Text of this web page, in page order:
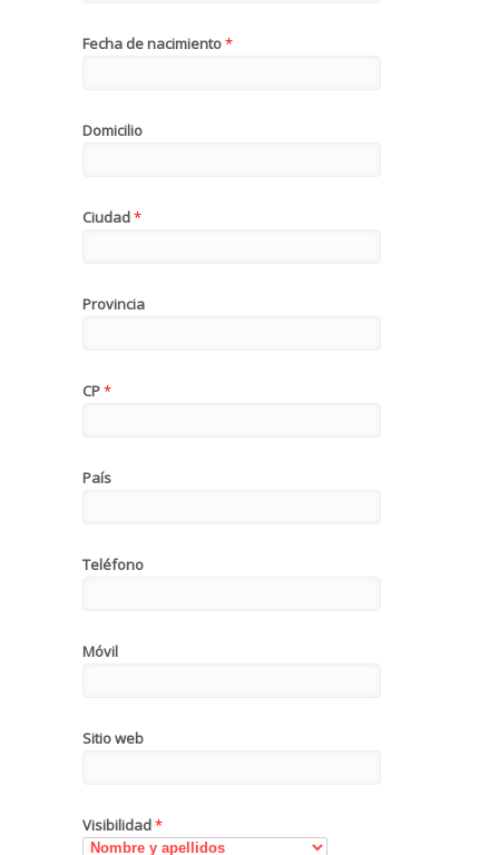
Fecha de nacimiento*
Domicilio
Ciudad*
Provincia
CP*
País
Teléfono
Móvil
Sitio web
Visibilidad*